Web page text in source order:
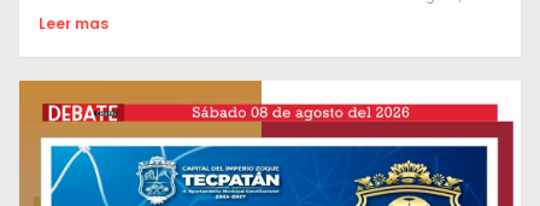
Leer mas